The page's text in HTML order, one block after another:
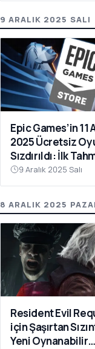
9 ARALIK 2025 SALI
Epic Games’in 11
2025 Ücretsiz
Sızdırıldı: İlk
Lords of the Fallen
9 Aralık 2025 Salı
8 ARALIK 2025
Resident Evil
için Şaşırtan
Yeni Oynanabilir